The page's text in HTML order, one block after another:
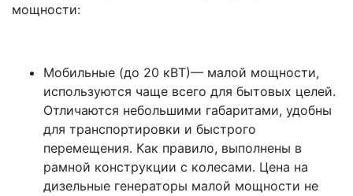
мощности:
Мобильные (до 20 кВТ)— малой мощности,
используются чаще всего для бытовых целей.
Отличаются небольшими габаритами, удобны
для транспортировки и быстрого
перемещения. Как правило, выполнены в
рамной конструкции с колесами. Цена на
дизельные генераторы малой мощности не